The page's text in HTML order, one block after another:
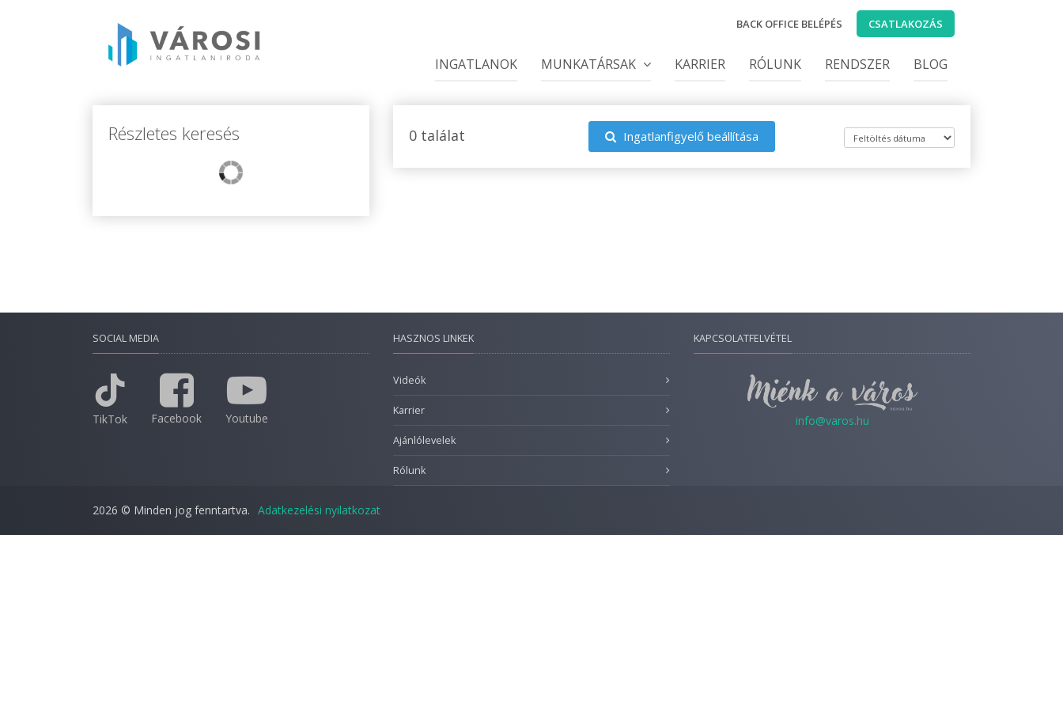
BACK OFFICE BELÉPÉS CSATLAKOZÁS
INGATLANOK MUNKATÁRSAK KARRIER RÓLUNK RENDSZER BLOG
Részletes keresés 0 találat Ingatlanfigyelő beállítása
SOCIAL MEDIA
TikTok Facebook Youtube
HASZNOS LINKEK
Videók
Karrier
Ajánlólevelek
Rólunk
KAPCSOLATFELVÉTEL
info@varos.hu
2026 © Minden jog fenntartva. Adatkezelési nyilatkozat